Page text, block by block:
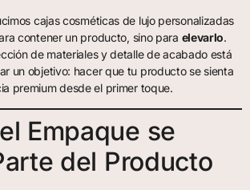
cajas cosméticas de lujo personalizadas
contener un producto, sino para elevarlo.
de materiales y detalle de acabado está
un objetivo: hacer que tu producto se sienta
premium desde el primer toque.
Empaque se
del Producto